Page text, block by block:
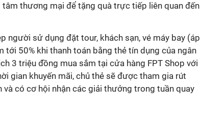
thương mại để tặng quà trực tiếp liên quan đến
người sử dụng đặt tour, khách sạn, vé máy bay (áp
tới 50% khi thanh toán bằng thẻ tín dụng của ngân
3 triệu đồng mua sắm tại cửa hàng FPT Shop với
gian khuyến mãi, chủ thẻ sẽ được tham gia rút
có cơ hội nhận các giải thưởng trong tuần quay